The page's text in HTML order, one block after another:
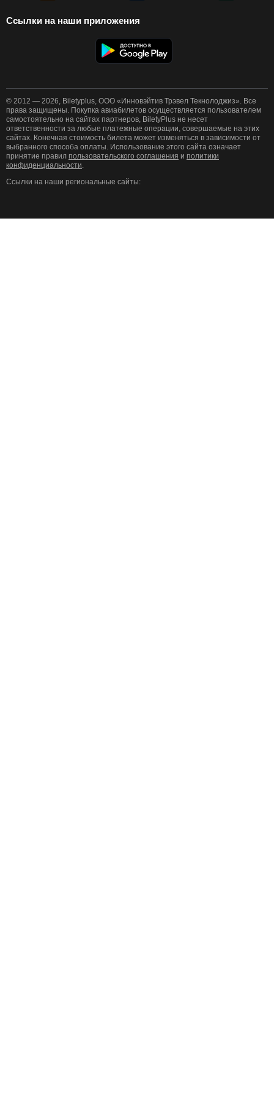
Ссылки на наши приложения
© 2012 — 2026, Biletyplus, ООО «Инновэйтив Трэвел Текнолоджиз». Все
права защищены. Покупка авиабилетов осуществляется пользователем
самостоятельно на сайтах партнеров, BiletyPlus не несет
ответственности за любые платежные операции, совершаемые на этих
сайтах. Конечная стоимость билета может изменяться в зависимости от
выбранного способа оплаты. Использование этого сайта означает
принятие правил пользовательского соглашения и политики
конфиденциальности.
Ссылки на наши региональные сайты: